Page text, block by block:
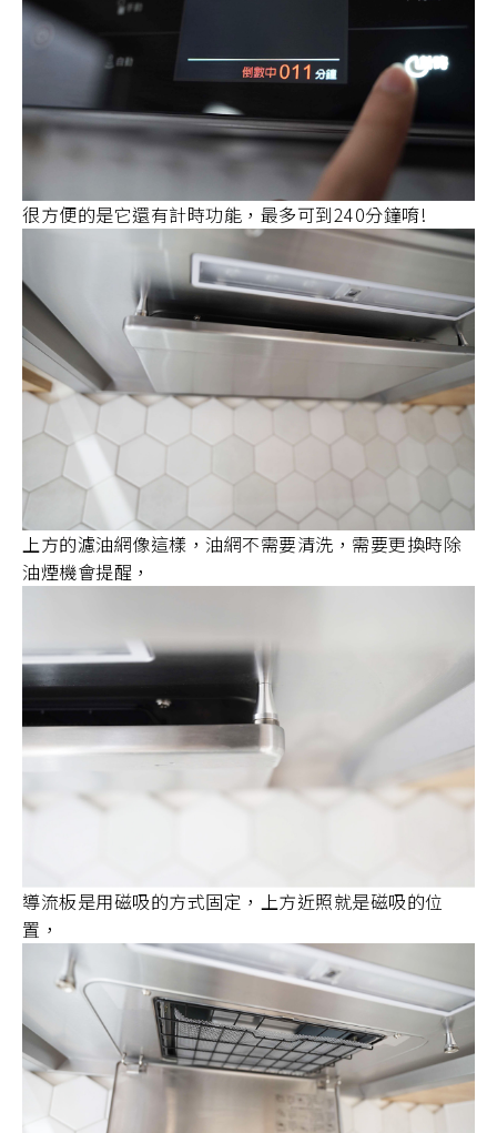
很方便的是它還有計時功能，最多可到240分鐘唷!
上方的濾油網像這樣，油網不需要清洗，需要更換時除
油煙機會提醒，
導流板是用磁吸的方式固定，上方近照就是磁吸的位
置，